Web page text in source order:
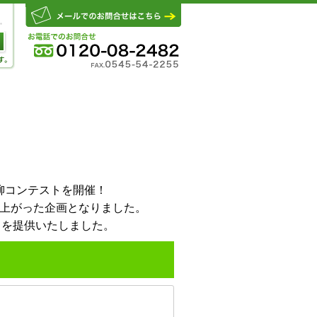
ンテストを開催！
がった企画となりました。
提供いたしました。